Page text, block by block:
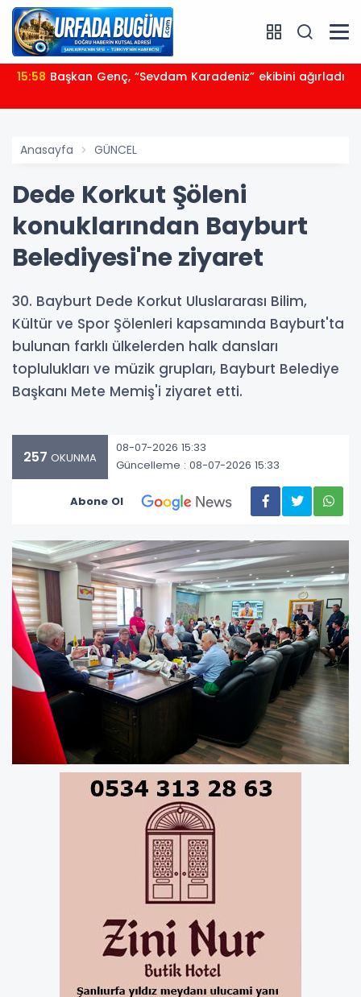
15:58 Başkan Genç, “Sevdam Karadeniz” ekibini ağırladı
Anasayfa GÜNCEL
Dede Korkut Şöleni
konuklarından Bayburt
Belediyesi'ne ziyaret
30. Bayburt Dede Korkut Uluslararası Bilim,
Kültür ve Spor Şölenleri kapsamında Bayburt'ta
bulunan farklı ülkelerden halk dansları
toplulukları ve müzik grupları, Bayburt Belediye
Başkanı Mete Memiş'i ziyaret etti.
257 OKUNMA
08-07-2026 15:33
Güncelleme : 08-07-2026 15:33
Abone Ol